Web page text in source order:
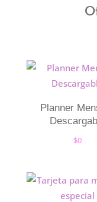
Planner
$0